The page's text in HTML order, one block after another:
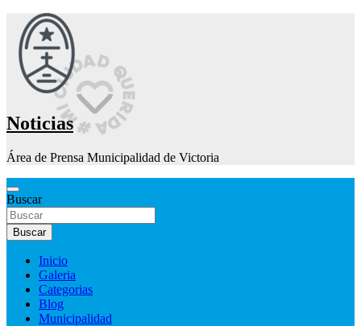
Noticias
Área de Prensa Municipalidad de Victoria
Buscar
Buscar
Inicio
Galeria
Categorias
Blog
Municipalidad